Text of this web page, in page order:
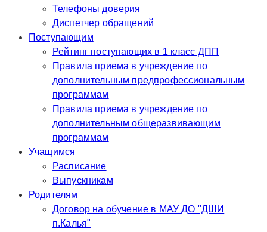
Телефоны доверия
Диспетчер обращений
Поступающим
Рейтинг поступающих в 1 класс ДПП
Правила приема в учреждение по
дополнительным предпрофессиональным
программам
Правила приема в учреждение по
дополнительным общеразвивающим
программам
Учащимся
Расписание
Выпускникам
Родителям
Договор на обучение в МАУ ДО "ДШИ
п.Калья"